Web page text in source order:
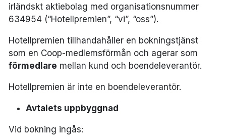
irländskt aktiebolag med organisationsnummer
634954 (“Hotellpremien”, “vi”, “oss”).
Hotellpremien tillhandahåller en bokningstjänst
som en Coop-medlemsförmån och agerar som
förmedlare mellan kund och boendeleverantör.
Hotellpremien är inte en boendeleverantör.
Avtalets uppbyggnad
Vid bokning ingås: